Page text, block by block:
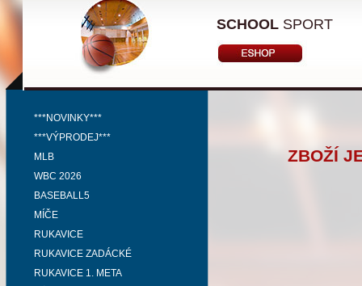
SCHOOL SPORT
***NOVINKY***
***VÝPRODEJ***
MLB
WBC 2026
BASEBALL5
MÍČE
RUKAVICE
RUKAVICE ZADÁCKÉ
RUKAVICE 1. META
ZBOŽÍ